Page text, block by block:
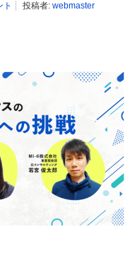
ト 投稿者: webmaster